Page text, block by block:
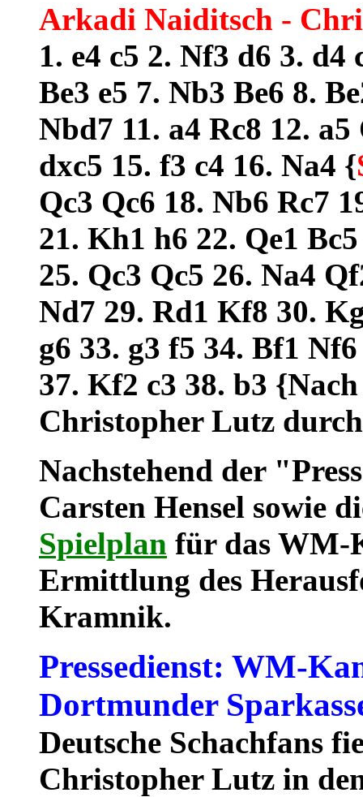
Arkadi Naiditsch -
1. e4 c5 2. Nf3 d6 3.
Be3 e5 7. Nb3 Be6 8.
Nbd7 11. a4 Rc8 12.
dxc5 15. f3 c4 16. Na4 {
Qc3 Qc6 18. Nb6 Rc7
21. Kh1 h6 22. Qe1
25. Qc3 Qc5 26. Na4
Nd7 29. Rd1 Kf8 30.
g6 33. g3 f5 34. Bf1
37. Kf2 c3 38. b3
Christopher Lutz
Nachstehend der
Carsten Hensel sowie
Spielplan für das WM-
Ermittlung des
Kramnik.
Pressedienst: WM-
Dortmunder
Deutsche Schachfans
Christopher Lutz in